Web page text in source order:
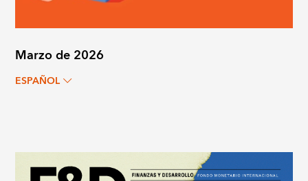
Marzo de 2026
ESPAÑOL